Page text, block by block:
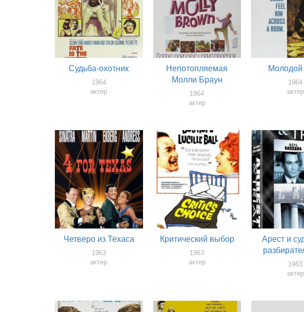
Судьба-охотник
1964
актер
Непотопляемая
Молли Браун
1964
актер
Молодой
1964
актер
Четверо из Техаса
1963
актер
Критический выбор
1963
актер
Арест и
1963
актер